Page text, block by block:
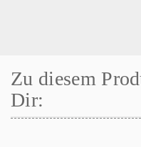
Zu diesem
Dir: